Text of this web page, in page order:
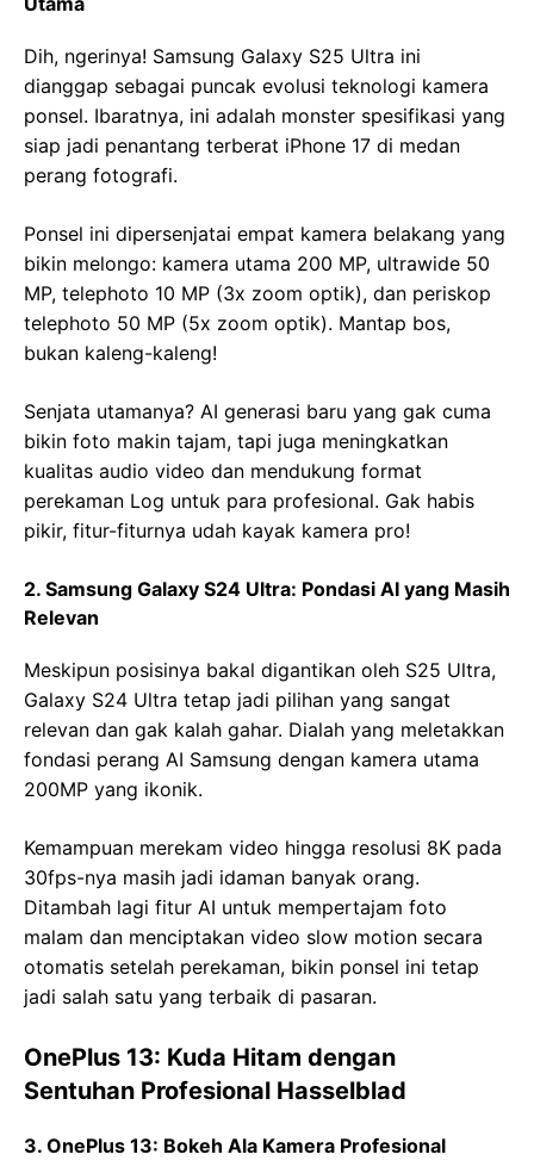
Dih, ngerinya! Samsung Galaxy S25 Ultra ini
dianggap sebagai puncak evolusi teknologi kamera
ponsel. Ibaratnya, ini adalah monster spesifikasi yang
siap jadi penantang terberat iPhone 17 di medan
perang fotografi.
Ponsel ini dipersenjatai empat kamera belakang yang
bikin melongo: kamera utama 200 MP, ultrawide 50
MP, telephoto 10 MP (3x zoom optik), dan periskop
telephoto 50 MP (5x zoom optik). Mantap bos,
bukan kaleng-kaleng!
Senjata utamanya? AI generasi baru yang gak cuma
bikin foto makin tajam, tapi juga meningkatkan
kualitas audio video dan mendukung format
perekaman Log untuk para profesional. Gak habis
pikir, fitur-fiturnya udah kayak kamera pro!
2. Samsung Galaxy S24 Ultra: Pondasi AI yang Masih
Relevan
Meskipun posisinya bakal digantikan oleh S25 Ultra,
Galaxy S24 Ultra tetap jadi pilihan yang sangat
relevan dan gak kalah gahar. Dialah yang meletakkan
fondasi perang AI Samsung dengan kamera utama
200MP yang ikonik.
Kemampuan merekam video hingga resolusi 8K pada
30fps-nya masih jadi idaman banyak orang.
Ditambah lagi fitur AI untuk mempertajam foto
malam dan menciptakan video slow motion secara
otomatis setelah perekaman, bikin ponsel ini tetap
jadi salah satu yang terbaik di pasaran.
OnePlus 13: Kuda Hitam dengan
Sentuhan Profesional Hasselblad
3. OnePlus 13: Bokeh Ala Kamera Profesional